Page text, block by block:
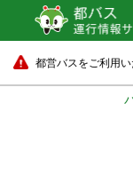
都営バスをご利用い